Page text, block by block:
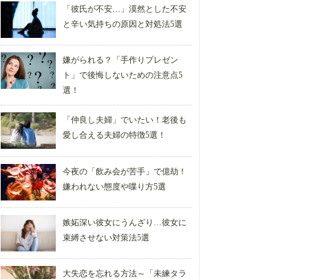
「彼氏が不安…」漠然とした不安
と辛い気持ちの原因と対処法5選
嫌がられる？「手作りプレゼン
ト」で後悔しないための注意点5
選！
「仲良し夫婦」でいたい！老後も
愛し合える夫婦の特徴5選！
今夜の「飲み会が苦手」で億劫！
嫌われない態度や喋り方5選
嫉妬深い彼女にうんざり…彼女に
束縛させない対策法5選
大失恋を忘れる方法～「未練タラ